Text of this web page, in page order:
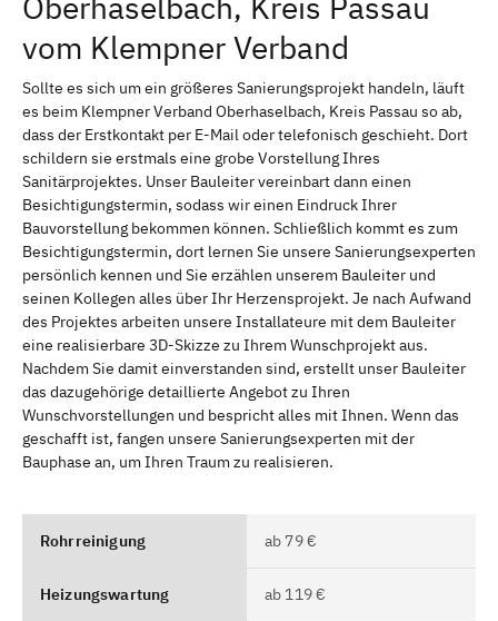
vom Klempner Verband
Sollte es sich um ein größeres Sanierungsprojekt handeln, läuft
es beim Klempner Verband Oberhaselbach, Kreis Passau so ab,
dass der Erstkontakt per E-Mail oder telefonisch geschieht. Dort
schildern sie erstmals eine grobe Vorstellung Ihres
Sanitärprojektes. Unser Bauleiter vereinbart dann einen
Besichtigungstermin, sodass wir einen Eindruck Ihrer
Bauvorstellung bekommen können. Schließlich kommt es zum
Besichtigungstermin, dort lernen Sie unsere Sanierungsexperten
persönlich kennen und Sie erzählen unserem Bauleiter und
seinen Kollegen alles über Ihr Herzensprojekt. Je nach Aufwand
des Projektes arbeiten unsere Installateure mit dem Bauleiter
eine realisierbare 3D-Skizze zu Ihrem Wunschprojekt aus.
Nachdem Sie damit einverstanden sind, erstellt unser Bauleiter
das dazugehörige detaillierte Angebot zu Ihren
Wunschvorstellungen und bespricht alles mit Ihnen. Wenn das
geschafft ist, fangen unsere Sanierungsexperten mit der
Bauphase an, um Ihren Traum zu realisieren.
Rohrreinigung ab 79 €
Heizungswartung ab 119 €